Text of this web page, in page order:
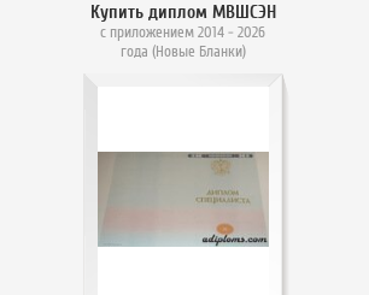
Купить диплом МВШСЭН
с приложением 2014 - 2026
года (Новые Бланки)